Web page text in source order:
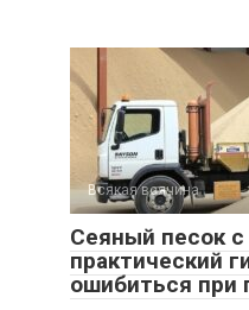
Всякая всячина
Сеяный песок с
практический
ошибиться при